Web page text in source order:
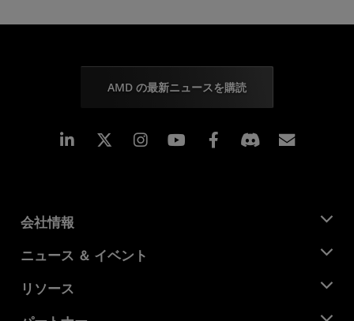
AMD の最新ニュースを購読
Linkedin Instagram Facebook
会社情報
AMD について
企業責任
キャリア
ニュース ＆ イベント
ニュースルーム
リソース